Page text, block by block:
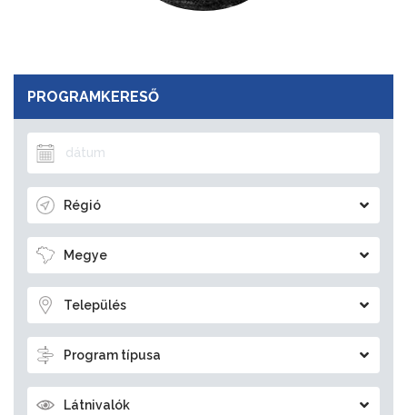
PROGRAMKERESŐ
Régió
Megye
Település
Program típusa
Látnivalók